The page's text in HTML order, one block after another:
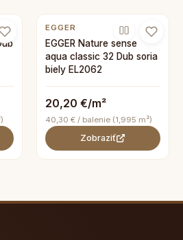
EGGER
EGGER Nature sense
aqua classic 32 Dub soria
biely EL2062
20,20 €/m²
40,30 € / balenie (1,995 m²)
Zobraziť